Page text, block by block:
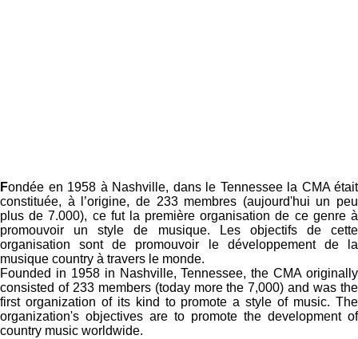
Fondée en 1958 à Nashville, dans le Tennessee la CMA était
constituée, à l’origine, de 233 membres (aujourd'hui un peu
plus de 7.000), ce fut la première organisation de ce genre à
promouvoir un style de musique. Les objectifs de cette
organisation sont de promouvoir le développement de la
musique country à travers le monde.
Founded in 1958 in Nashville, Tennessee, the CMA originally
consisted of 233 members (today more the 7,000) and was the
first organization of its kind to promote a style of music. The
organization's objectives are to promote the development of
country music worldwide.